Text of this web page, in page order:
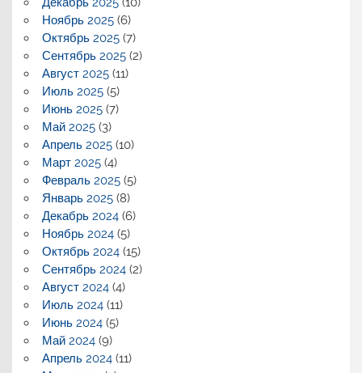
Ноябрь 2025(6)
Октябрь 2025(7)
Сентябрь 2025(2)
Август 2025(11)
Июль 2025(5)
Июнь 2025(7)
Май 2025(3)
Апрель 2025(10)
Март 2025(4)
Февраль 2025(5)
Январь 2025(8)
Декабрь 2024(6)
Ноябрь 2024(5)
Октябрь 2024(15)
Сентябрь 2024(2)
Август 2024(4)
Июль 2024(11)
Июнь 2024(5)
Май 2024(9)
Апрель 2024(11)